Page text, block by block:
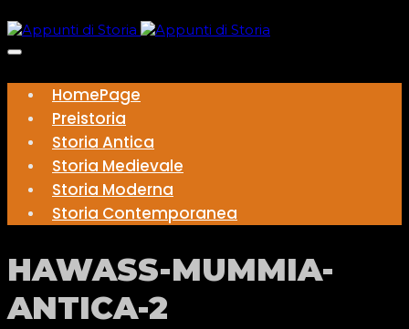
HomePage
Preistoria
Storia Antica
Storia Medievale
Storia Moderna
Storia Contemporanea
HAWASS-MUMMIA-
ANTICA-2